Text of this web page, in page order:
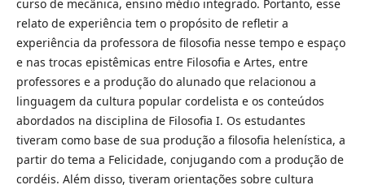
curso de mecânica, ensino médio integrado. Portanto, esse
relato de experiência tem o propósito de refletir a
experiência da professora de filosofia nesse tempo e espaço
e nas trocas epistêmicas entre Filosofia e Artes, entre
professores e a produção do alunado que relacionou a
linguagem da cultura popular cordelista e os conteúdos
abordados na disciplina de Filosofia I. Os estudantes
tiveram como base de sua produção a filosofia helenística, a
partir do tema a Felicidade, conjugando com a produção de
cordéis. Além disso, tiveram orientações sobre cultura